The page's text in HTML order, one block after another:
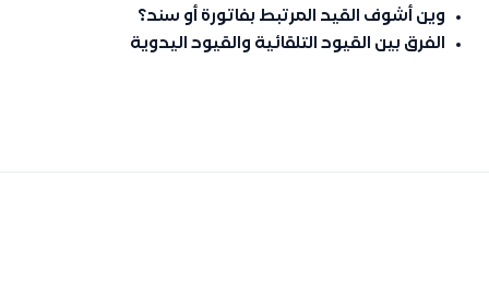
وين أشوف القيد المرتبط بفاتورة أو سند؟
الفرق بين القيود التلقائية والقيود اليدوية